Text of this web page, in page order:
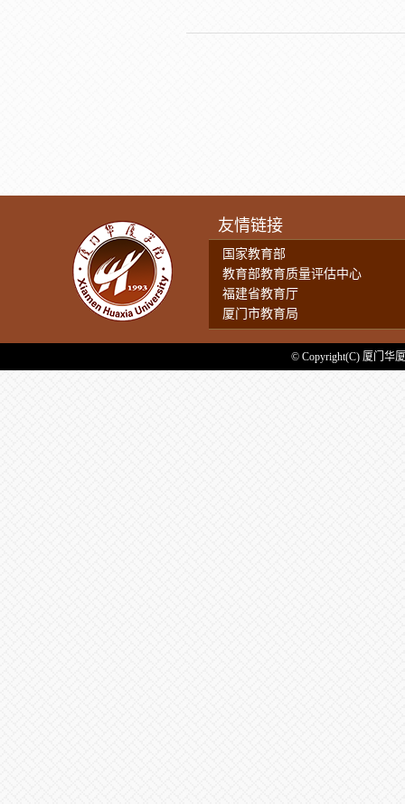
友情链接
国家教育部
教育部教育质量评估中心
福建省教育厅
厦门市教育局
© Copyright(C) 厦门华